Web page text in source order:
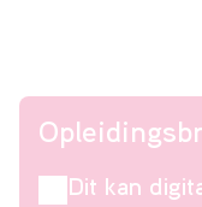
Dit kan